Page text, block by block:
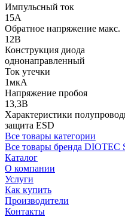
Импульсный ток
15А
Обратное напряжение макс.
12В
Конструкция диода
однонаправленный
Ток утечки
1мкА
Напряжение пробоя
13,3В
Характеристики
защита ESD
Все товары категории
Все товары бренда
Каталог
О компании
Услуги
Как купить
Производители
Контакты